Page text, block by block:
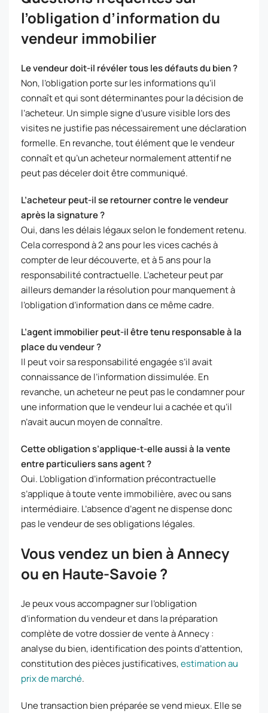
l’obligation d’information du
vendeur immobilier
Le vendeur doit-il révéler tous les défauts du bien ?
Non, l’obligation porte sur les informations qu’il
connaît et qui sont déterminantes pour la décision de
l’acheteur. Un simple signe d’usure visible lors des
visites ne justifie pas nécessairement une déclaration
formelle. En revanche, tout élément que le vendeur
connaît et qu’un acheteur normalement attentif ne
peut pas déceler doit être communiqué.
L’acheteur peut-il se retourner contre le vendeur
après la signature ?
Oui, dans les délais légaux selon le fondement retenu.
Cela correspond à 2 ans pour les vices cachés à
compter de leur découverte, et à 5 ans pour la
responsabilité contractuelle. L’acheteur peut par
ailleurs demander la résolution pour manquement à
l’obligation d’information dans ce même cadre.
L’agent immobilier peut-il être tenu responsable à la
place du vendeur ?
Il peut voir sa responsabilité engagée s’il avait
connaissance de l’information dissimulée. En
revanche, un acheteur ne peut pas le condamner pour
une information que le vendeur lui a cachée et qu’il
n’avait aucun moyen de connaître.
Cette obligation s’applique-t-elle aussi à la vente
entre particuliers sans agent ?
Oui. L’obligation d’information précontractuelle
s’applique à toute vente immobilière, avec ou sans
intermédiaire. L’absence d’agent ne dispense donc
pas le vendeur de ses obligations légales.
Vous vendez un bien à Annecy
ou en Haute-Savoie ?
Je peux vous accompagner sur l’obligation
d’information du vendeur et dans la préparation
complète de votre dossier de vente à Annecy :
analyse du bien, identification des points d’attention,
constitution des pièces justificatives,estimation au
prix de marché.
Une transaction bien préparée se vend mieux. Elle se